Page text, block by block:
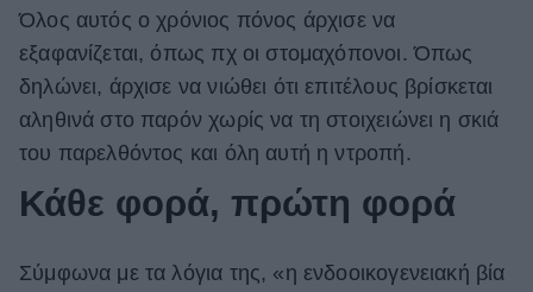
Όλος αυτός ο χρόνιος πόνος άρχισε να
εξαφανίζεται, όπως πχ οι στομαχόπονοι. Όπως
δηλώνει, άρχισε να νιώθει ότι επιτέλους βρίσκεται
αληθινά στο παρόν χωρίς να τη στοιχειώνει η σκιά
του παρελθόντος και όλη αυτή η ντροπή.
Κάθε φορά, πρώτη φορά
Σύμφωνα με τα λόγια της, «η ενδοοικογενειακή βία